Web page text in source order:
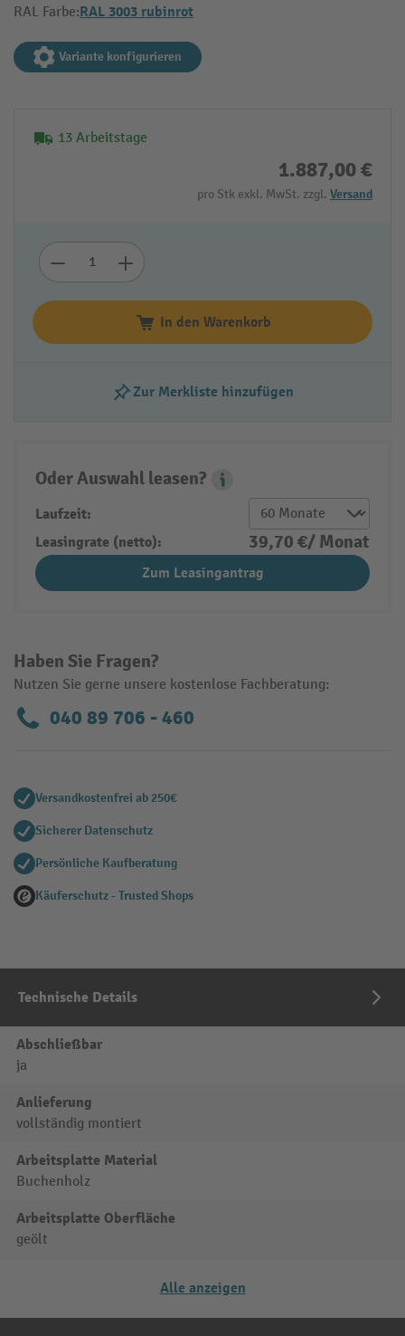
RAL Farbe:RAL 3003 rubinrot
Variante konfigurieren
13 Arbeitstage
1.887,00 €
pro Stk exkl. MwSt. zzgl. Versand
In den Warenkorb
Zur Merkliste hinzufügen
Haben Sie Fragen?
Nutzen Sie gerne unsere kostenlose Fachberatung:
040 89 706 - 460
Oder Auswahl leasen?
Leasing Popover
Laufzeit:
Leasingrate (netto):
39,70 €/ Monat
Zum Leasingantrag
Versandkostenfrei ab 250€
Sicherer Datenschutz
Persönliche Kaufberatung
Käuferschutz - Trusted Shops
Technische Details
Abschließbar
ja
Anlieferung
vollständig montiert
Arbeitsplatte Material
Buchenholz
Arbeitsplatte Oberfläche
geölt
Alle anzeigen